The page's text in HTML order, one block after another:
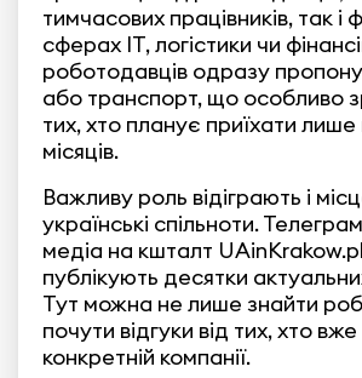
тимчасових працівників, так і
сферах IT, логістики чи
роботодавців одразу
або транспорт, що особливо
тих, хто планує приїхати лише
місяців.
Важливу роль відіграють і
українські спільноти.
медіа на кшталт
публікують десятки
Тут можна не лише знайти
почути відгуки від тих, хто
конкретній компанії.